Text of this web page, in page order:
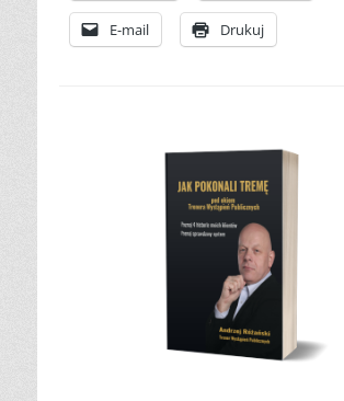
E-mail Drukuj